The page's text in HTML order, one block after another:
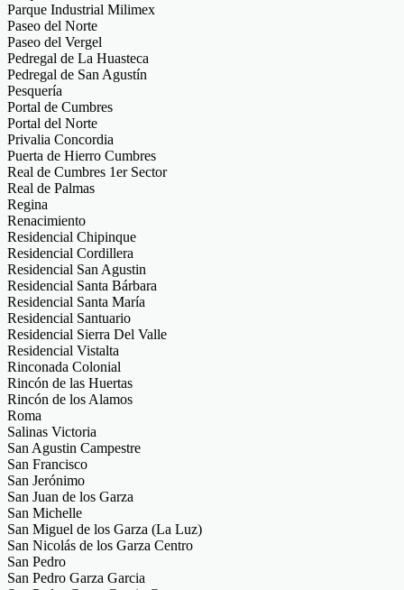
Parque Industrial Milimex
Paseo del Norte
Paseo del Vergel
Pedregal de La Huasteca
Pedregal de San Agustín
Pesquería
Portal de Cumbres
Portal del Norte
Privalia Concordia
Puerta de Hierro Cumbres
Real de Cumbres 1er Sector
Real de Palmas
Regina
Renacimiento
Residencial Chipinque
Residencial Cordillera
Residencial San Agustin
Residencial Santa Bárbara
Residencial Santa María
Residencial Santuario
Residencial Sierra Del Valle
Residencial Vistalta
Rinconada Colonial
Rincón de las Huertas
Rincón de los Alamos
Roma
Salinas Victoria
San Agustin Campestre
San Francisco
San Jerónimo
San Juan de los Garza
San Michelle
San Miguel de los Garza (La Luz)
San Nicolás de los Garza Centro
San Pedro
San Pedro Garza Garcia